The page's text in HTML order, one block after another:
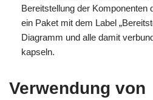
Bereitstellung der Komponenten
ein Paket mit dem Label
Diagramm und alle damit
kapseln.
Verwendung von